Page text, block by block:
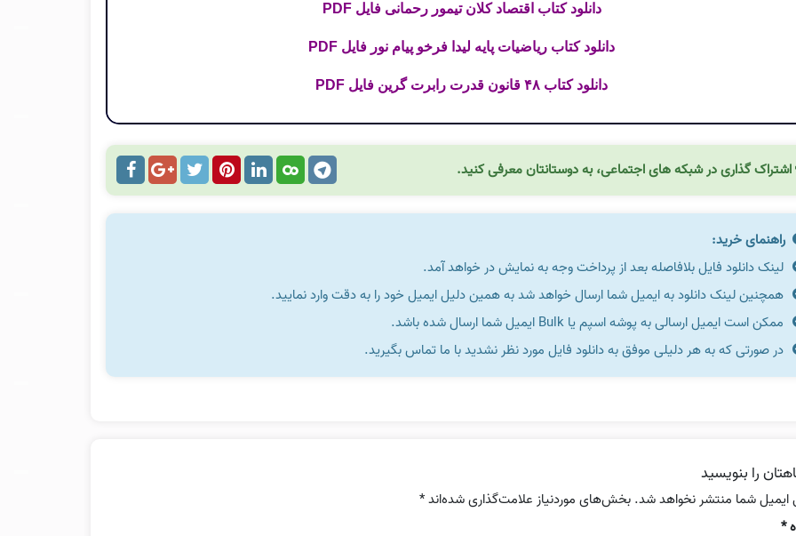
دانلود کتاب اقتصاد کلان تیمور رحمانی فایل PDF
دانلود کتاب ریاضیات پایه لیدا فرخو پیام نور فایل PDF
دانلود کتاب ۴۸ قانون قدرت رابرت گرین فایل PDF
اشتراک گذاری در شبکه های اجتماعی، به دوستانتان معرفی کنید.
راهنمای خرید:
لینک دانلود فایل بلافاصله بعد از پرداخت وجه به نمایش در خواهد آمد.
همچنین لینک دانلود به ایمیل شما ارسال خواهد شد به همین دلیل ایمیل خود را به دقت وارد نمایید.
ممکن است ایمیل ارسالی به پوشه اسپم یا Bulk ایمیل شما ارسال شده باشد.
در صورتی که به هر دلیلی موفق به دانلود فایل مورد نظر نشدید با ما تماس بگیرید.
را بنویسید
ایمیل شما منتشر نخواهد شد. بخش‌های موردنیاز علامت‌گذاری شده‌اند*
*